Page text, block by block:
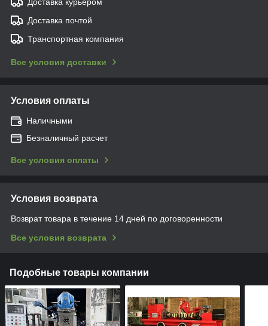
Доставка почтой
Транспортная компания
Все условия доставки
Условия оплаты
Наличными
Безналичный расчет
Все условия оплаты
Условия возврата
Возврат товара в течение 14 дней по договоренности
Все условия возврата
Подобные товары компании